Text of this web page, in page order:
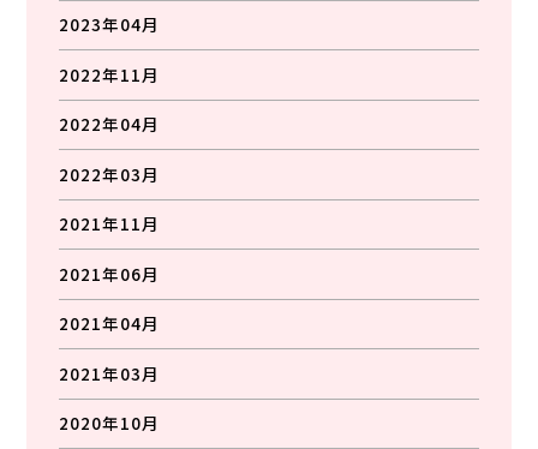
2023年04月
2022年11月
2022年04月
2022年03月
2021年11月
2021年06月
2021年04月
2021年03月
2020年10月